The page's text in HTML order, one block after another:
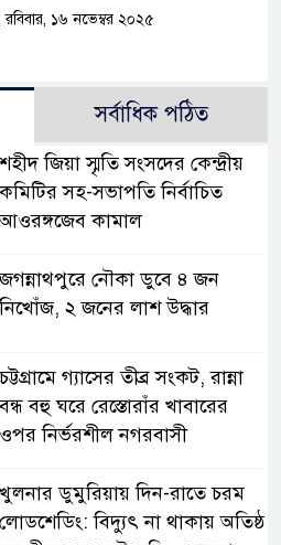
১৬ নভেম্বর ২০২৫
সর্বাধিক পঠিত
জিয়া স্মৃতি সংসদের কেন্দ্রীয়
সহ-সভাপতি নির্বাচিত
কামাল
নৌকা ডুবে ৪ জন
২ জনের লাশ উদ্ধার
গ্যাসের তীব্র সংকট, রান্না
বহু ঘরে রেস্তোরাঁর খাবারের
ওপর নির্ভরশীল নগরবাসী
খুলনার ডুমুরিয়ায় দিন-রাতে চরম
লোডশেডিং: বিদ্যুৎ না থাকায় অতিষ্ঠ